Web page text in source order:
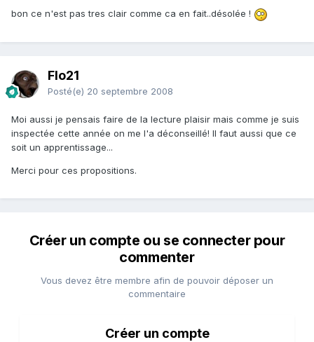
bon ce n'est pas tres clair comme ca en fait..désolée !
Flo21
Posté(e) 20 septembre 2008
Moi aussi je pensais faire de la lecture plaisir mais comme je suis
inspectée cette année on me l'a déconseillé! Il faut aussi que ce
soit un apprentissage...
Merci pour ces propositions.
Créer un compte ou se connecter pour
commenter
Vous devez être membre afin de pouvoir déposer un
commentaire
Créer un compte